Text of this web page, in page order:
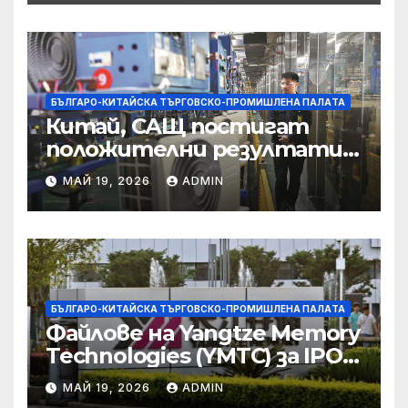
борбата с
корпоративната
престъпност
БЪЛГАРО-КИТАЙСКА ТЪРГОВСКО-ПРОМИШЛЕНА ПАЛAТА
Китай, САЩ постигат
положителни резултати в
икономическите и
търговски консултации:
министерство
МАЙ 19, 2026 ADMIN
БЪЛГАРО-КИТАЙСКА ТЪРГОВСКО-ПРОМИШЛЕНА ПАЛAТА
Файлове на Yangtze Memory
Technologies (YMTC) за IPO
на STAR Market
МАЙ 19, 2026 ADMIN